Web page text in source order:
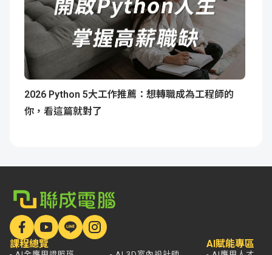
2026 Python 5大工作推薦：想轉職成為工程師的
你，看這篇就對了
課程總覽 AI賦能專區